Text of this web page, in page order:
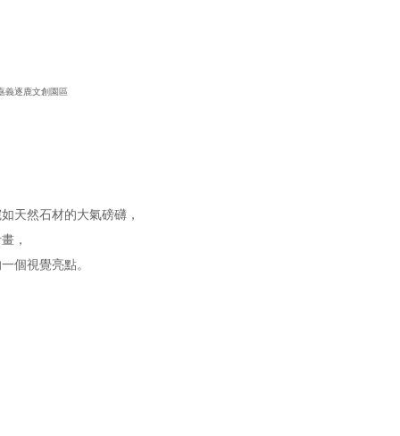
義逐鹿文創園區
天然石材的大氣磅礴，
，
個視覺亮點。